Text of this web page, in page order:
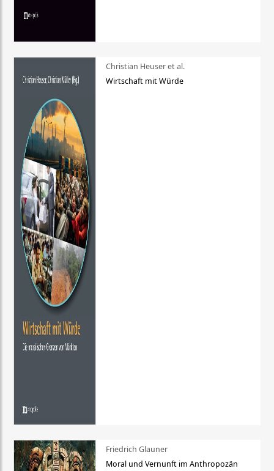
Christian Heuser et al.
Wirtschaft mit Würde
Friedrich Glauner
Moral und Vernunft im Anthropozän